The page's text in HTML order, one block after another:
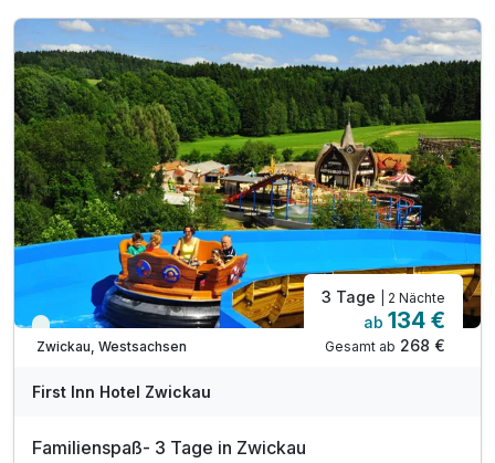
inkl. Wellnesstasche und Leihbadementel
inkl. Early Check In um 13 Uhr
Viele Termine frei
Zwickau, Westsachsen
3 Tage | 2 Nächte
ab 134 €
Gesamt ab 268 €
First Inn Hotel Zwickau
Familienspaß- 3 Tage in Zwickau